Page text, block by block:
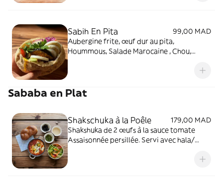
Sabih En Pita
99,00 MAD
Aubergine frite, œuf dur au pita,
Hoummous, Salade Marocaine , Chou,
Sababa en Plat
Shakschuka à la Poêle
179,00 MAD
Shakshuka de 2 œufs à la sauce tomate
Assaisonnée persillée. Servi avec hala/